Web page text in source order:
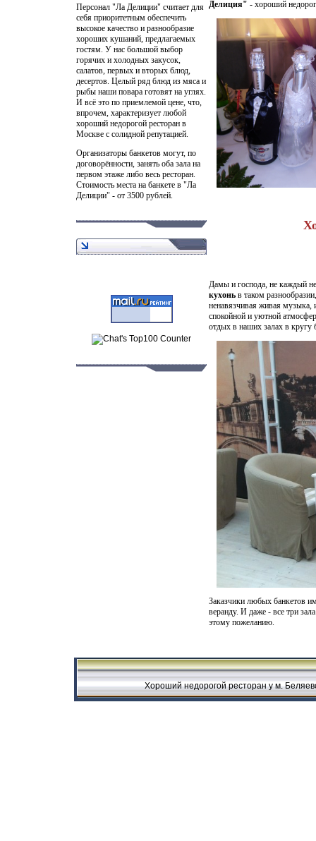
Персонал "Ла Делиции" считает для
себя приоритетным обеспечить
высокое качество и разнообразие
хороших кушаний, предлагаемых
гостям. У нас большой выбор
горячих и холодных закусок,
салатов, первых и вторых блюд,
десертов. Целый ряд блюд из мяса и
рыбы наши повара готовят на углях.
И всё это по приемлемой цене, что,
впрочем, характеризует любой
хороший недорогой ресторан в
Москве с солидной репутацией.
Организаторы банкетов могут, по
договорённости, занять оба зала на
первом этаже либо весь ресторан.
Стоимость места на банкете в "Ла
Делиции" - от 3500 рублей.
Делиция" - хороший
Дамы и господа, не каждый
кухонь в таком
ненавязчивая живая музыка,
спокойной и уютной
отдых в наших залах в кругу
Заказчики любых банкетов
веранду. И даже - все три
этому пожеланию.
Хороший недорогой ресторан у м.